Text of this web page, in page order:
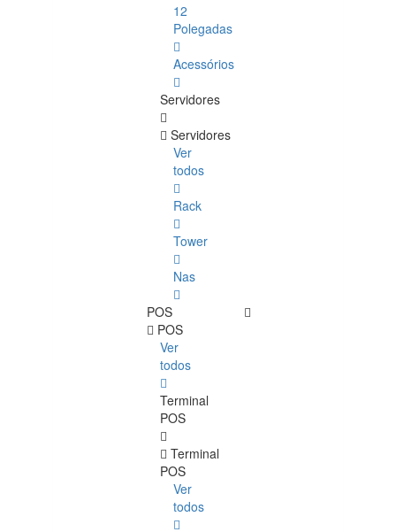
12
Polegadas
Acessórios
Servidores
Servidores
Ver
todos
Rack
Tower
Nas
POS
POS
Ver
todos
Terminal
POS
Terminal
POS
Ver
todos